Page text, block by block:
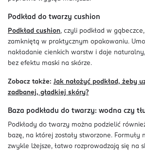
Podkład do twarzy cushion
Podkład cushion, czyli podkład w
zamkniętą w praktycznym opakowaniu.
nakładanie cienkich warstw i daje
bez efektu maski na skórze.
Zobacz także: Jak nałożyć podkład, żeby
zadbanej, gładkiej skóry?
Baza podkładu do twarzy: wodna czy
Podkłady do twarzy można podzielić
bazę, na której zostały stworzone. Formuły
zwykle lżejsze, łatwo rozprowadzają się na